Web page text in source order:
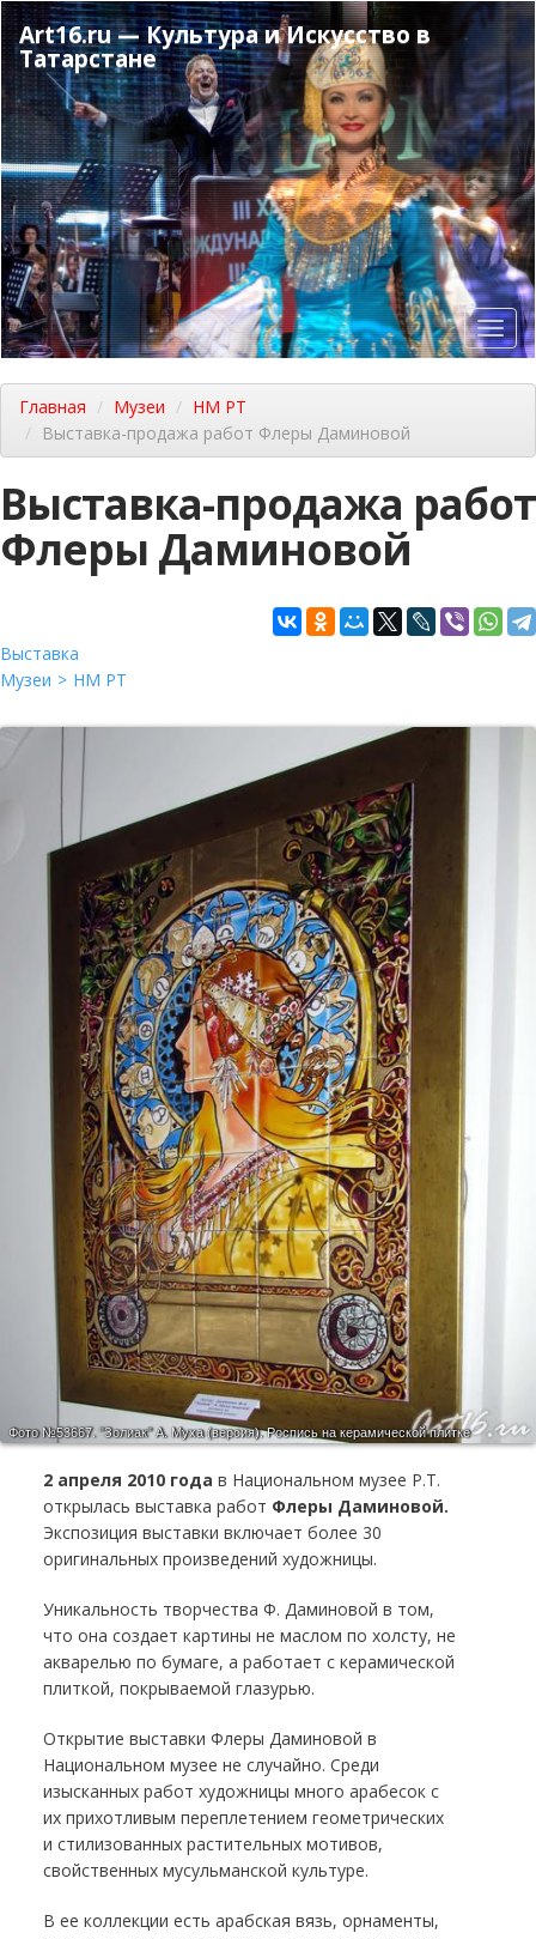
Перейти
к
основному
содержанию
Art16.ru — Культура и Искусство в
Татарстане
Главная Музеи
НМ РТ
Выставка-продажа работ Флеры Даминовой
Выставка-продажа работ
Флеры Даминовой
Выставка
Музеи
НМ РТ
Фото №53667. "Золиак" А. Муха (версия). Роспись на керамической плитке
2 апреля 2010 года в Национальном музее Р.Т.
открылась выставка работ Флеры Даминовой.
Экспозиция выставки включает более 30
оригинальных произведений художницы.
Уникальность творчества Ф. Даминовой в том,
что она создает картины не маслом по холсту, не
акварелью по бумаге, а работает с керамической
плиткой, покрываемой глазурью.
Открытие выставки Флеры Даминовой в
Национальном музее не случайно. Среди
изысканных работ художницы много арабесок с
их прихотливым переплетением геометрических
и стилизованных растительных мотивов,
свойственных мусульманской культуре.
В ее коллекции есть арабская вязь, орнаменты,